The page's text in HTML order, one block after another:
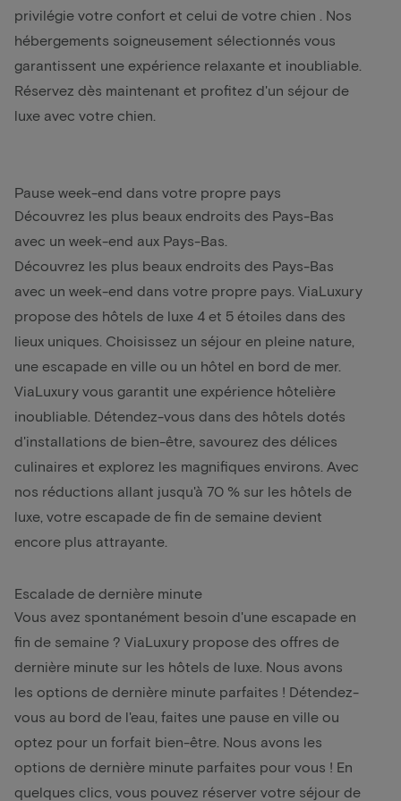
privilégie votre confort et celui de votre chien
. Nos
hébergements soigneusement sélectionnés vous
garantissent une expérience relaxante et inoubliable.
Réservez dès maintenant et profitez d'un séjour de
luxe avec votre chien.
Pause week-end dans votre propre pays
Découvrez les plus beaux endroits des Pays-Bas
avec un week-end aux Pays-Bas.
Découvrez les plus beaux endroits des Pays-Bas
avec un week-end dans votre propre pays. ViaLuxury
propose des hôtels de luxe 4 et 5 étoiles dans des
lieux uniques. Choisissez un séjour en pleine nature,
une escapade en ville ou un hôtel en bord de mer.
ViaLuxury vous garantit une expérience hôtelière
inoubliable. Détendez-vous dans des hôtels dotés
d'installations de bien-être, savourez des délices
culinaires et explorez les magnifiques environs. Avec
nos réductions allant jusqu'à 70 % sur les hôtels de
luxe, votre escapade de fin de semaine devient
encore plus attrayante.
Escalade de dernière minute
Vous avez spontanément besoin d'une escapade en
fin de semaine ? ViaLuxury propose des offres de
dernière minute sur les hôtels de luxe. Nous avons
les options de dernière minute parfaites ! Détendez-
vous au bord de l'eau, faites une pause en ville ou
optez pour un forfait bien-être. Nous avons les
options de dernière minute parfaites pour vous ! En
quelques clics, vous pouvez réserver votre séjour de